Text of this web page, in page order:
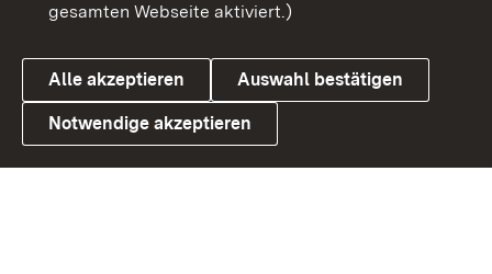
Link zum Landesportal
Datenschutz
Cookies
gesamten Webseite aktiviert.)
Alle akzeptieren Auswahl bestätigen
Notwendige akzeptieren